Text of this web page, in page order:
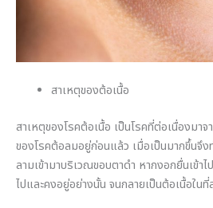
สาเหตุของต้อเนื้อ
สาเหตุของโรคต้อเนื้อ เป็นโรคที่ต่อเนื่องมา
ของโรคต้อลมอยู่ก่อนแล้ว เมื่อเป็นมากขึ้นจึ
ลามเข้ามาบริเวณขอบตาดำ หากงอกยื่นเข้า
ไปและคงอยู่อย่างนั้น จนกลายเป็นต้อเนื้อในที่